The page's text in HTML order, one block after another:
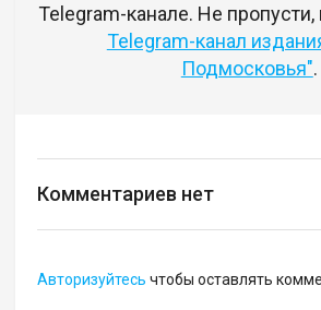
Telegram-канале. Не
Telegram-канал
Подмосковья".
Комментариев нет
Авторизуйтесь чтобы оставлять